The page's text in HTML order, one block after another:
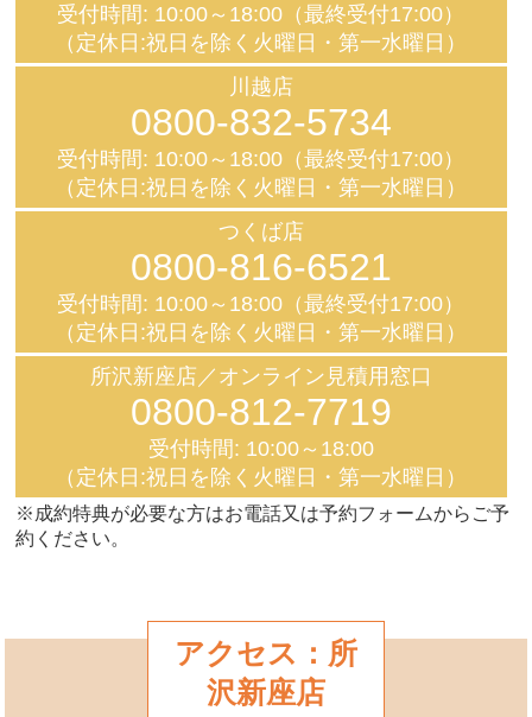
受付時間: 10:00～18:00（最終受付17:00）
（定休日:祝日を除く火曜日・第一水曜日）
川越店
0800-832-5734
受付時間: 10:00～18:00（最終受付17:00）
（定休日:祝日を除く火曜日・第一水曜日）
つくば店
0800-816-6521
受付時間: 10:00～18:00（最終受付17:00）
（定休日:祝日を除く火曜日・第一水曜日）
所沢新座店／オンライン見積用窓口
0800-812-7719
受付時間: 10:00～18:00
（定休日:祝日を除く火曜日・第一水曜日）
※成約特典が必要な方はお電話又は予約フォームからご予
約ください。
アクセス：所
沢新座店